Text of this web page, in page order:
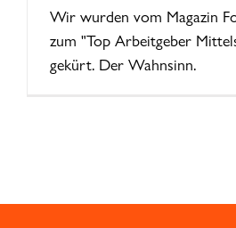
Wir wurden vom Magazin
zum "Top Arbeitgeber
gekürt. Der Wahnsinn.